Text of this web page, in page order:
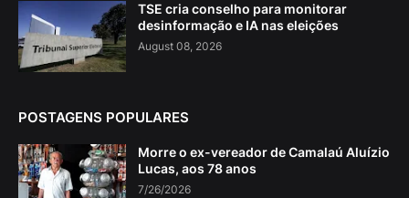
TSE cria conselho para monitorar
desinformação e IA nas eleições
August 08, 2026
POSTAGENS POPULARES
Morre o ex-vereador de Camalaú Aluízio
Lucas, aos 78 anos
7/26/2026